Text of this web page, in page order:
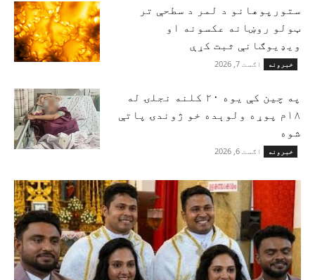
ستورپوهانو د لمر د سطحې تر
ټولو روښانه عکسونه او
ویډیوګانې ثبت کړې
خبرونه اګست 7, 2026
په چین کې یوه ۲۰ کلنه نجلۍ له
۱۸م پوړه ولوېده خو ژوندۍ پاتې
شوه
خبرونه اګست 6, 2026